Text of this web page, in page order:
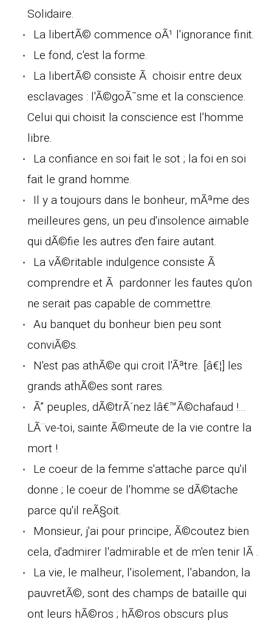
Solidaire.
La libertÃ© commence oÃ¹ l'ignorance finit.
Le fond, c'est la forme.
La libertÃ© consiste Ã choisir entre deux
esclavages : l'Ã©goÃ¯sme et la conscience.
Celui qui choisit la conscience est l'homme
libre.
La confiance en soi fait le sot ; la foi en soi
fait le grand homme.
Il y a toujours dans le bonheur, mÃªme des
meilleures gens, un peu d'insolence aimable
qui dÃ©fie les autres d'en faire autant.
La vÃ©ritable indulgence consiste Ã
comprendre et Ã pardonner les fautes qu'on
ne serait pas capable de commettre.
Au banquet du bonheur bien peu sont
conviÃ©s.
N'est pas athÃ©e qui croit l'Ãªtre. [â€¦] les
grands athÃ©es sont rares.
Ã” peuples, dÃ©trÃ´nez lâ€™Ã©chafaud !...
LÃ¨ve-toi, sainte Ã©meute de la vie contre la
mort !
Le coeur de la femme s'attache parce qu'il
donne ; le coeur de l'homme se dÃ©tache
parce qu'il reÃ§oit.
Monsieur, j'ai pour principe, Ã©coutez bien
cela, d'admirer l'admirable et de m'en tenir lÃ .
La vie, le malheur, l'isolement, l'abandon, la
pauvretÃ©, sont des champs de bataille qui
ont leurs hÃ©ros ; hÃ©ros obscurs plus